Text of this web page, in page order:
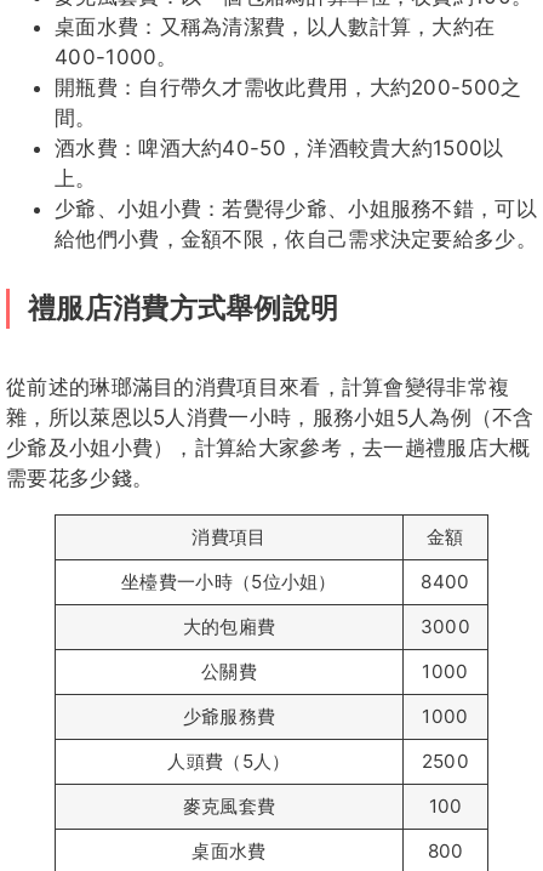
桌面水費：又稱為清潔費，以人數計算，大約在
400-1000。
開瓶費：自行帶久才需收此費用，大約200-500之
間。
酒水費：啤酒大約40-50，洋酒較貴大約1500以
上。
少爺、小姐小費：若覺得少爺、小姐服務不錯，可以
給他們小費，金額不限，依自己需求決定要給多少。
禮服店消費方式舉例說明
從前述的琳瑯滿目的消費項目來看，計算會變得非常複
雜，所以萊恩以5人消費一小時，服務小姐5人為例（不含
少爺及小姐小費），計算給大家參考，去一趟禮服店大概
需要花多少錢。
消費項目
金額
坐檯費一小時（5位小姐）
8400
大的包廂費
3000
公關費
1000
少爺服務費
1000
人頭費（5人）
2500
麥克風套費
100
桌面水費
800